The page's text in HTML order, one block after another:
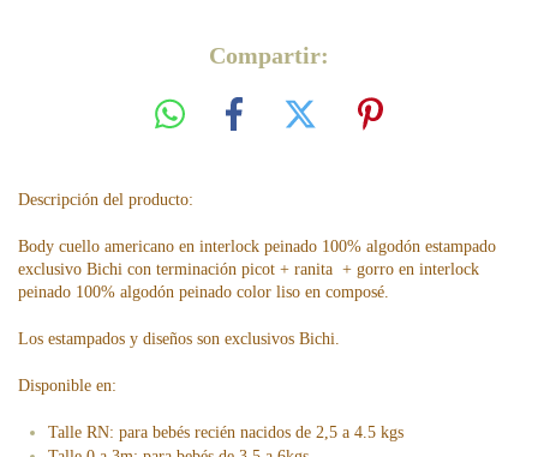
Compartir:
Descripción del producto:
Body cuello americano en interlock peinado 100% algodón estampado
exclusivo Bichi con terminación picot + ranita + gorro en interlock
peinado 100% algodón peinado color liso en composé.
Los estampados y diseños son exclusivos Bichi.
Disponible en:
Talle RN: para bebés recién nacidos de 2,5 a 4.5 kgs